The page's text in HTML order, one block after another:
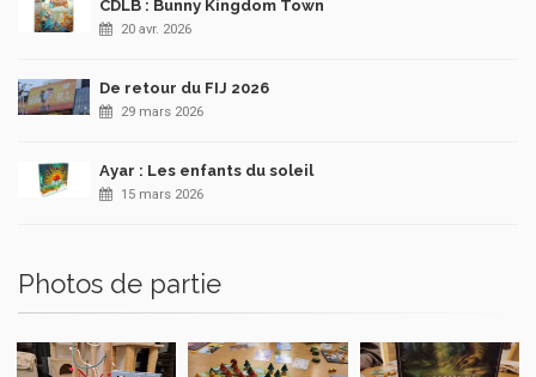
CDLB : Bunny Kingdom Town
20 avr. 2026
De retour du FIJ 2026
29 mars 2026
Ayar : Les enfants du soleil
15 mars 2026
Photos de partie